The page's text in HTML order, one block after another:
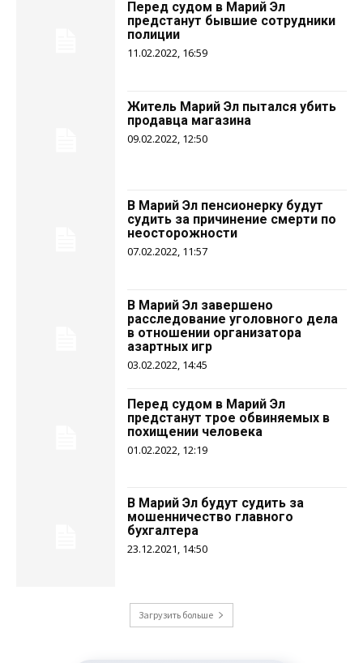
Перед судом в Марий Эл
предстанут бывшие сотрудники
полиции
11.02.2022, 16:59
Житель Марий Эл пытался убить
продавца магазина
09.02.2022, 12:50
В Марий Эл пенсионерку будут
судить за причинение смерти по
неосторожности
07.02.2022, 11:57
В Марий Эл завершено
расследование уголовного дела
в отношении организатора
азартных игр
03.02.2022, 14:45
Перед судом в Марий Эл
предстанут трое обвиняемых в
похищении человека
01.02.2022, 12:19
В Марий Эл будут судить за
мошенничество главного
бухгалтера
23.12.2021, 14:50
Загрузить больше